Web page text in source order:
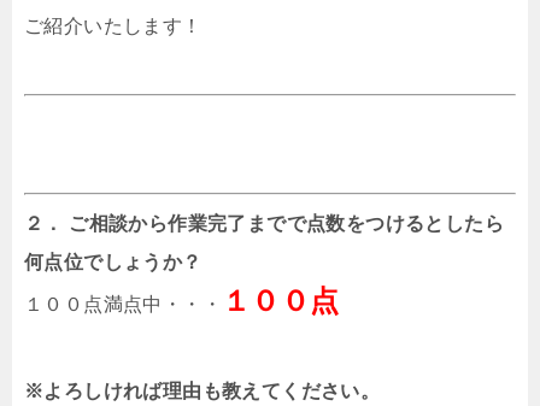
ご紹介いたします！
２． ご相談から作業完了までで点数をつけるとしたら
何点位でしょうか？
１００点満点中・・・ １００点
※よろしければ理由も教えてください。